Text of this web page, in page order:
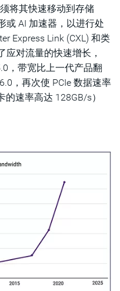
将其快速移动到存储
或 AI 加速器，以进行处
Express Link (CXL) 和类
应对流量的快速增长，
，带宽比上一代产品翻
，再次使 PCIe 数据速率
速率高达 128GB/s）